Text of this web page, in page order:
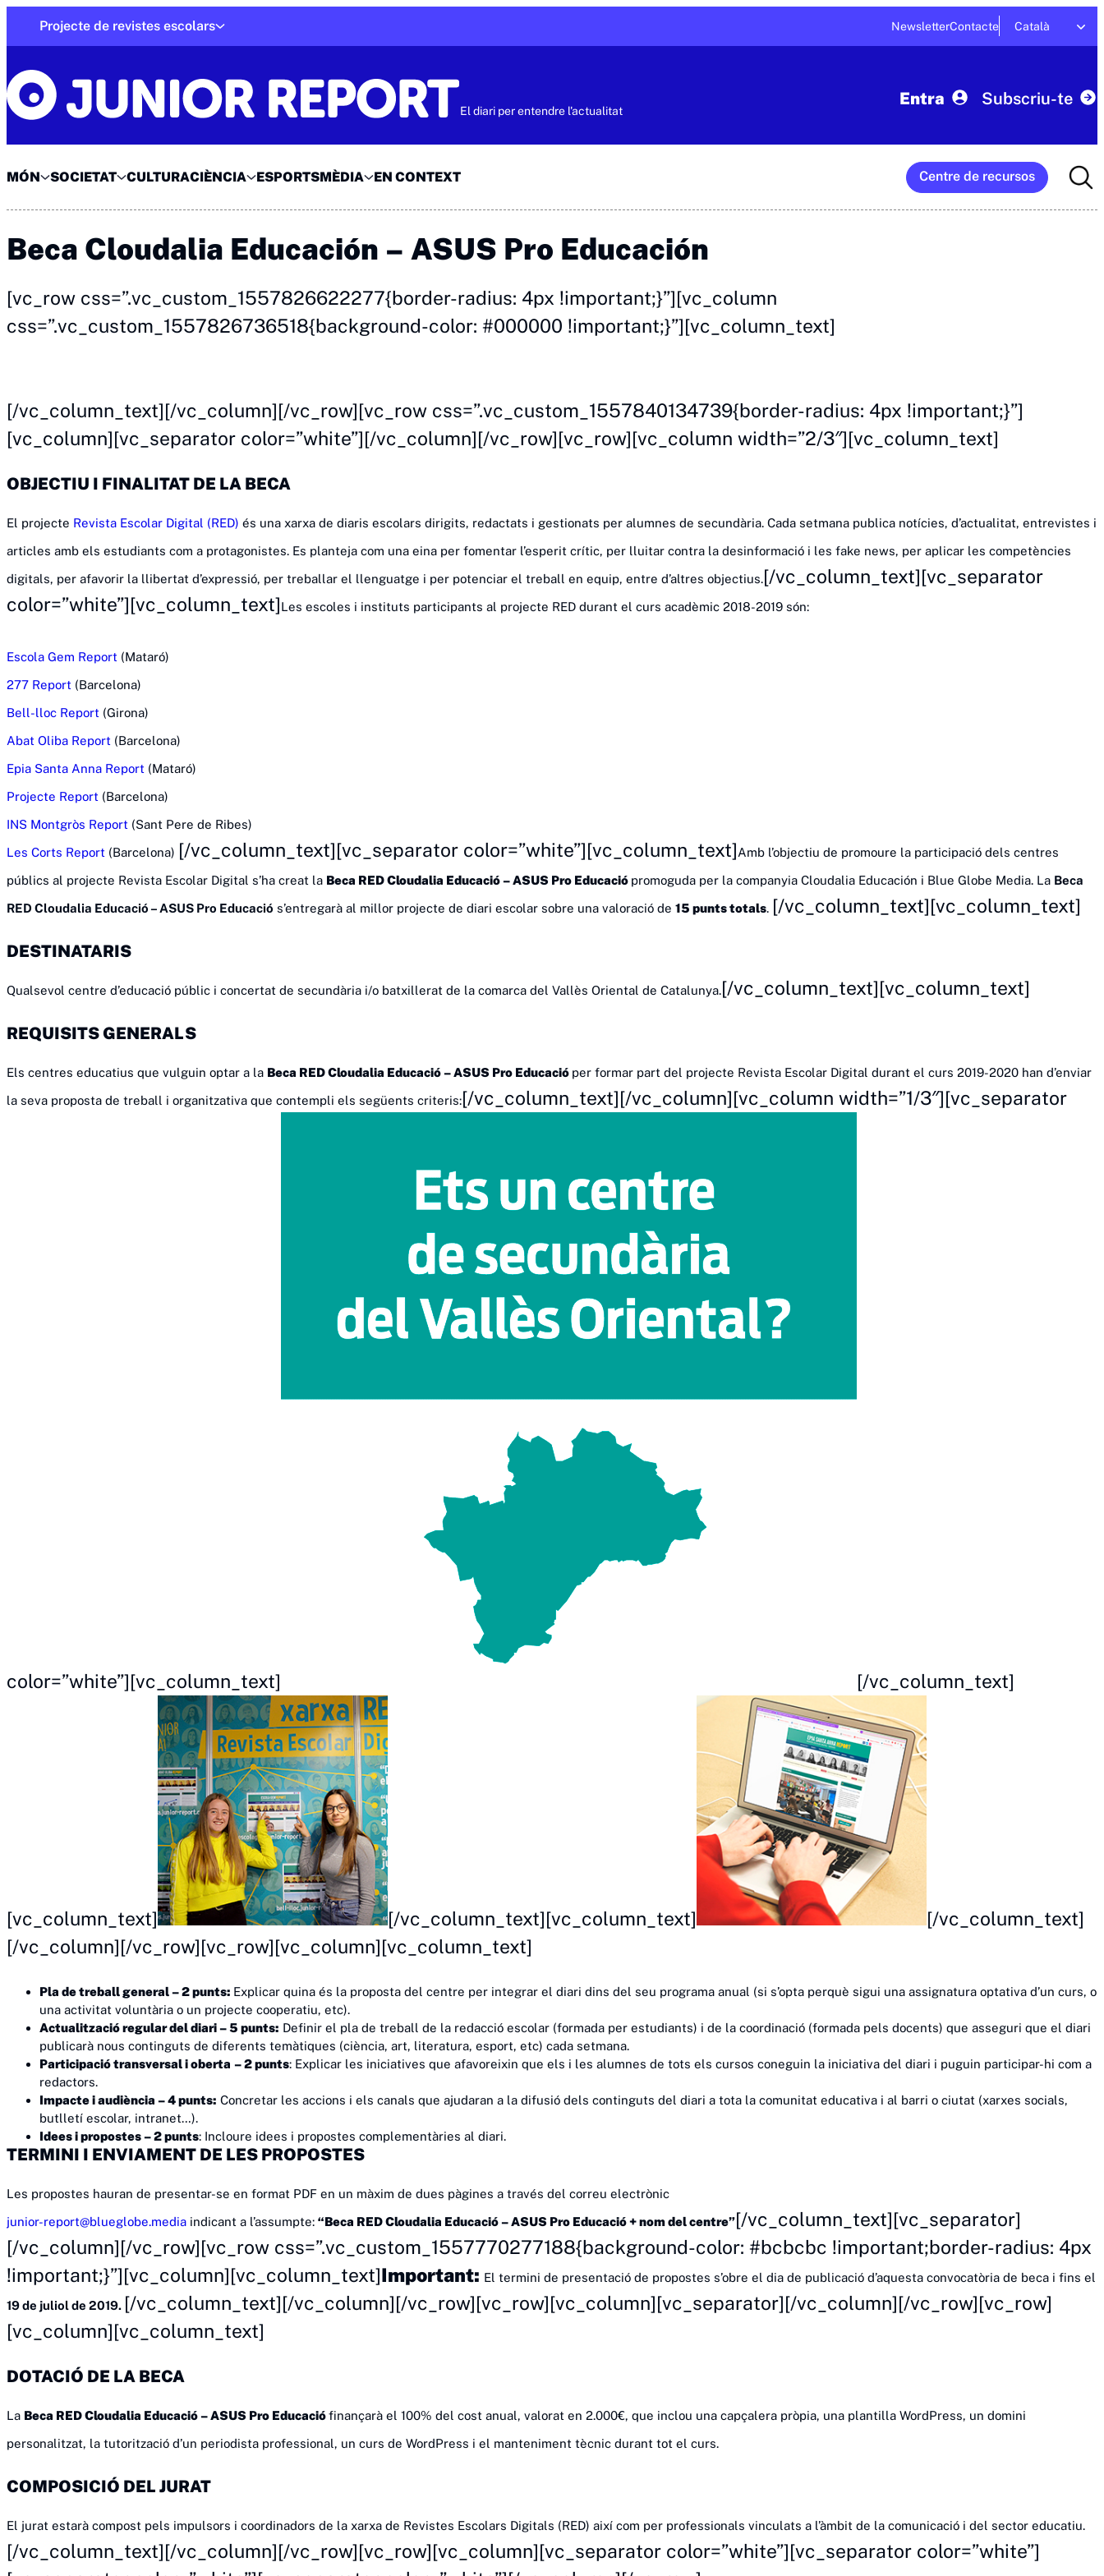
Skip
to
content
Projecte de revistes escolars NewsletterContacte Català
Junior Report
El diari per entendre l'actualitat
Entra Subscriu-te
MÓN SOCIETAT CULTURACIÈNCIA ESPORTSMÈDIA EN CONTEXT Centre de recursos
for:
Beca Cloudalia Educación – ASUS Pro Educación
[vc_row css=”.vc_custom_1557826622277{border-radius: 4px !important;}”][vc_column
css=”.vc_custom_1557826736518{background-color: #000000 !important;}”][vc_column_text]
[/vc_column_text][/vc_column][/vc_row][vc_row css=”.vc_custom_1557840134739{border-radius: 4px !important;}”]
[vc_column][vc_separator color=”white”][/vc_column][/vc_row][vc_row][vc_column width=”2/3″][vc_column_text]
OBJECTIU I FINALITAT DE LA BECA
El projecte Revista Escolar Digital (RED) és una xarxa de diaris escolars dirigits, redactats i gestionats per alumnes de secundària. Cada setmana publica notícies, d’actualitat, entrevistes i
articles amb els estudiants com a protagonistes. Es planteja com una eina per fomentar l’esperit crític, per lluitar contra la desinformació i les fake news, per aplicar les competències
digitals, per afavorir la llibertat d’expressió, per treballar el llenguatge i per potenciar el treball en equip, entre d’altres objectius.[/vc_column_text][vc_separator
color=”white”][vc_column_text]Les escoles i instituts participants al projecte RED durant el curs acadèmic 2018-2019 són:
Escola Gem Report (Mataró)
277 Report (Barcelona)
Bell-lloc Report (Girona)
Abat Oliba Report (Barcelona)
Epia Santa Anna Report (Mataró)
Projecte Report (Barcelona)
INS Montgròs Report (Sant Pere de Ribes)
Les Corts Report (Barcelona) [/vc_column_text][vc_separator color=”white”][vc_column_text]Amb l’objectiu de promoure la participació dels centres
públics al projecte Revista Escolar Digital s’ha creat la Beca RED Cloudalia Educació – ASUS Pro Educació promoguda per la companyia Cloudalia Educación i Blue Globe Media. La Beca
RED Cloudalia Educació – ASUS Pro Educació s’entregarà al millor projecte de diari escolar sobre una valoració de 15 punts totals. [/vc_column_text][vc_column_text]
DESTINATARIS
Qualsevol centre d’educació públic i concertat de secundària i/o batxillerat de la comarca del Vallès Oriental de Catalunya.[/vc_column_text][vc_column_text]
REQUISITS GENERALS
Els centres educatius que vulguin optar a la Beca RED Cloudalia Educació – ASUS Pro Educació per formar part del projecte Revista Escolar Digital durant el curs 2019-2020 han d’enviar
la seva proposta de treball i organitzativa que contempli els següents criteris:[/vc_column_text][/vc_column][vc_column width=”1/3″][vc_separator
color=”white”][vc_column_text] [/vc_column_text]
[vc_column_text] [/vc_column_text][vc_column_text]
[/vc_column_text]
[/vc_column][/vc_row][vc_row][vc_column][vc_column_text]
Pla de treball general – 2 punts: Explicar quina és la proposta del centre per integrar el diari dins del seu programa anual (si s’opta perquè sigui una assignatura optativa d’un curs, o
una activitat voluntària o un projecte cooperatiu, etc).
Actualització regular del diari – 5 punts: Definir el pla de treball de la redacció escolar (formada per estudiants) i de la coordinació (formada pels docents) que asseguri que el diari
publicarà nous continguts de diferents temàtiques (ciència, art, literatura, esport, etc) cada setmana.
Participació transversal i oberta – 2 punts: Explicar les iniciatives que afavoreixin que els i les alumnes de tots els cursos coneguin la iniciativa del diari i puguin participar-hi com a
redactors.
Impacte i audiència – 4 punts: Concretar les accions i els canals que ajudaran a la difusió dels continguts del diari a tota la comunitat educativa i al barri o ciutat (xarxes socials,
butlletí escolar, intranet…).
Idees i propostes – 2 punts: Incloure idees i propostes complementàries al diari.
TERMINI I ENVIAMENT DE LES PROPOSTES
Les propostes hauran de presentar-se en format PDF en un màxim de dues pàgines a través del correu electrònic
junior-report@blueglobe.media indicant a l’assumpte: “Beca RED Cloudalia Educació – ASUS Pro Educació + nom del centre”[/vc_column_text][vc_separator]
[/vc_column][/vc_row][vc_row css=”.vc_custom_1557770277188{background-color: #bcbcbc !important;border-radius: 4px
!important;}”][vc_column][vc_column_text]Important: El termini de presentació de propostes s’obre el dia de publicació d’aquesta convocatòria de beca i fins el
19 de juliol de 2019. [/vc_column_text][/vc_column][/vc_row][vc_row][vc_column][vc_separator][/vc_column][/vc_row][vc_row]
[vc_column][vc_column_text]
DOTACIÓ DE LA BECA
La Beca RED Cloudalia Educació – ASUS Pro Educaciófinançarà el 100% del cost anual, valorat en 2.000€, que inclou una capçalera pròpia, una plantilla WordPress, un domini
personalitzat, la tutorització d’un periodista professional, un curs de WordPress i el manteniment tècnic durant tot el curs.
COMPOSICIÓ DEL JURAT
El jurat estarà compost pels impulsors i coordinadors de la xarxa de Revistes Escolars Digitals (RED) així com per professionals vinculats a l’àmbit de la comunicació i del sector educatiu.
[/vc_column_text][/vc_column][/vc_row][vc_row][vc_column][vc_separator color=”white”][vc_separator color=”white”]